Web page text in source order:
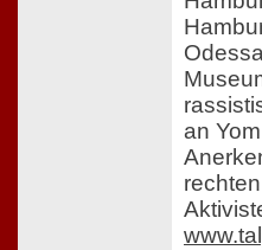
an